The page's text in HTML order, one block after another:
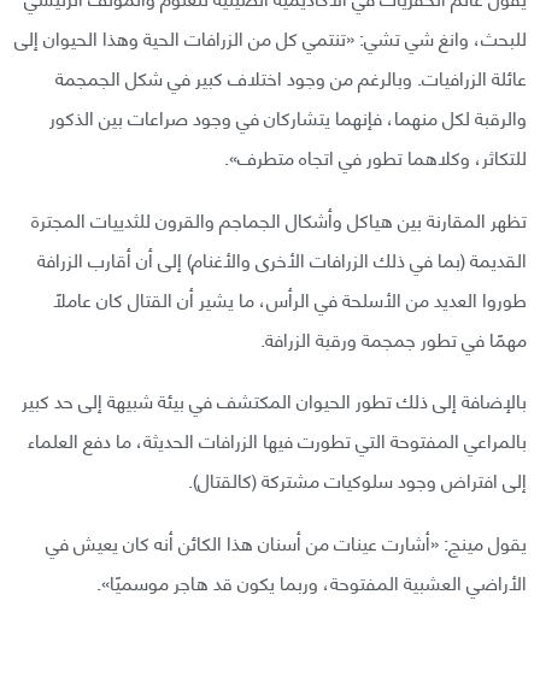
للبحث، وانغ شي تشي: «تنتمي كل من الزرافات الحية وهذا الحيوان إلى
عائلة الزرافيات. وبالرغم من وجود اختلاف كبير في شكل الجمجمة
والرقبة لكل منهما، فإنهما يتشاركان في وجود صراعات بين الذكور
للتكاثر، وكلاهما تطور في اتجاه متطرف».
تظهر المقارنة بين هياكل وأشكال الجماجم والقرون للثدييات المجترة
القديمة (بما في ذلك الزرافات الأخرى والأغنام) إلى أن أقارب الزرافة
طوروا العديد من الأسلحة في الرأس، ما يشير أن القتال كان عاملًا
مهمًا في تطور جمجمة ورقبة الزرافة.
بالإضافة إلى ذلك تطور الحيوان المكتشف في بيئة شبيهة إلى حد كبير
بالمراعي المفتوحة التي تطورت فيها الزرافات الحديثة، ما دفع العلماء
إلى افتراض وجود سلوكيات مشتركة (كالقتال).
يقول مينج: «أشارت عينات من أسنان هذا الكائن أنه كان يعيش في
الأراضي العشبية المفتوحة، وربما يكون قد هاجر موسميًا».